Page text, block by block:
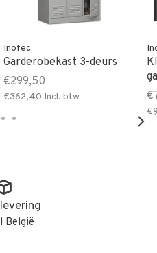
Inofec
Garderobekast 3-deurs
€299,50
€362,40 Incl. btw
België